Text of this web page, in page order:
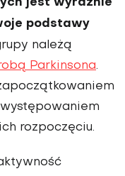
podstawy
należą
Parkinsona.
rozpoczęciu.